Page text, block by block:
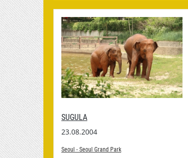
SUGULA
23.08.2004
Seoul - Seoul Grand Park